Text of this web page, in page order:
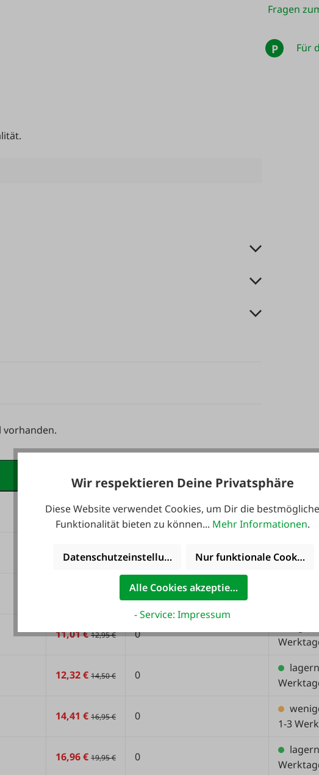
Fragen
P Für
vorhanden.
Stückpreis Fracht AT (0 = Standard) Lieferzeit
7,64 €8,99 € 0
1-3
8,46 €9,95 € 0
Werktage)
0
11,01 €12,95 € 0
12,32 € 14,50 € 0
14,41 € 16,95 € 0
1-3
16,96 € 19,95 € 0
Wir respektieren Deine Privatsphäre
Diese Website verwendet Cookies, um Dir die bestmögliche
Funktionalität bieten zu können... Mehr Informationen.
Datenschutzeinstellungen Nur funktionale Cookies
Alle Cookies akzeptieren
- Service: Impressum